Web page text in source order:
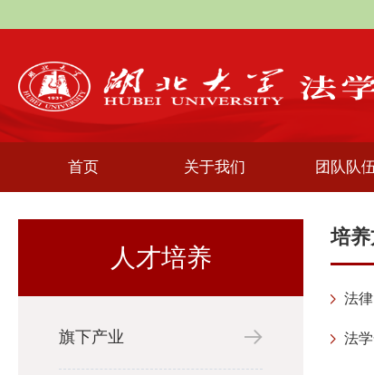
首页 关于我们 团队队
人才培养
旗下产业
培
法
法